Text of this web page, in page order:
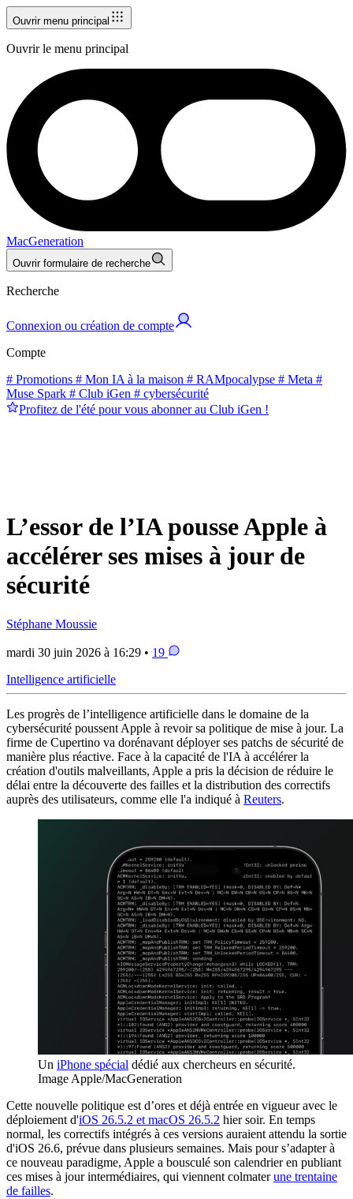
Ouvrir menu principal
Ouvrir le menu principal
MacGeneration
Ouvrir formulaire de recherche
Recherche
Connexion ou création de compte
Compte
# Promotions # Mon IA à la maison # RAMpocalypse # Meta #
Muse Spark # Club iGen # cybersécurité
Profitez de l'été pour vous abonner au Club iGen !
L’essor de l’IA pousse Apple à
accélérer ses mises à jour de
sécurité
Stéphane Moussie
mardi 30 juin 2026 à 16:29 • 19
Intelligence artificielle
Les progrès de l’intelligence artificielle dans le domaine de la
cybersécurité poussent Apple à revoir sa politique de mise à jour. La
firme de Cupertino va dorénavant déployer ses patchs de sécurité de
manière plus réactive. Face à la capacité de l'IA à accélérer la
création d'outils malveillants, Apple a pris la décision de réduire le
délai entre la découverte des failles et la distribution des correctifs
auprès des utilisateurs, comme elle l'a indiqué à Reuters.
Un iPhone spécial dédié aux chercheurs en sécurité.
Image Apple/MacGeneration
Cette nouvelle politique est d’ores et déjà entrée en vigueur avec le
déploiement d'iOS 26.5.2 et macOS 26.5.2 hier soir. En temps
normal, les correctifs intégrés à ces versions auraient attendu la sortie
d'iOS 26.6, prévue dans plusieurs semaines. Mais pour s’adapter à
ce nouveau paradigme, Apple a bousculé son calendrier en publiant
ces mises à jour intermédiaires, qui viennent colmaterune trentaine
de failles.